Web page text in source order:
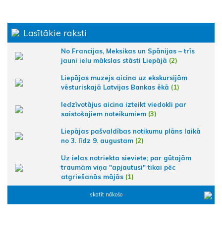
Lasītākie raksti
No Francijas, Meksikas un Spānijas – trīs
jauni ielu mākslas stāsti Liepājā (2)
Liepājas muzejs aicina uz ekskursijām
vēsturiskajā Latvijas Bankas ēkā (1)
Iedzīvotājus aicina izteikt viedokli par
saistošajiem noteikumiem (3)
Liepājas pašvaldības notikumu plāns laikā
no 3. līdz 9. augustam (2)
Uz ielas notriekta sieviete; par gūtajām
traumām viņa "apjautusi" tikai pēc
atgriešanās mājās (1)
skatīt nākošo